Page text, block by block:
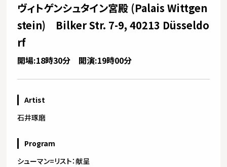
PRODUCE
ヴィトゲンシュタイン宮殿 (Palais Wittgen
stein) Bilker Str. 7-9, 40213 Düsseldo
rf
開場:18時30分 開演:19時00分
Artist
石井琢磨
Program
シューマン=リスト：献呈